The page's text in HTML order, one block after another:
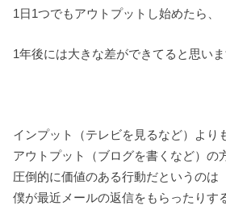
1日1つでもアウトプットし始めたら、
1年後には大きな差ができてると思いま
インプット（テレビを見るなど）より
アウトプット（ブログを書くなど）の
圧倒的に価値のある行動だというのは
僕が最近メールの返信をもらったりす